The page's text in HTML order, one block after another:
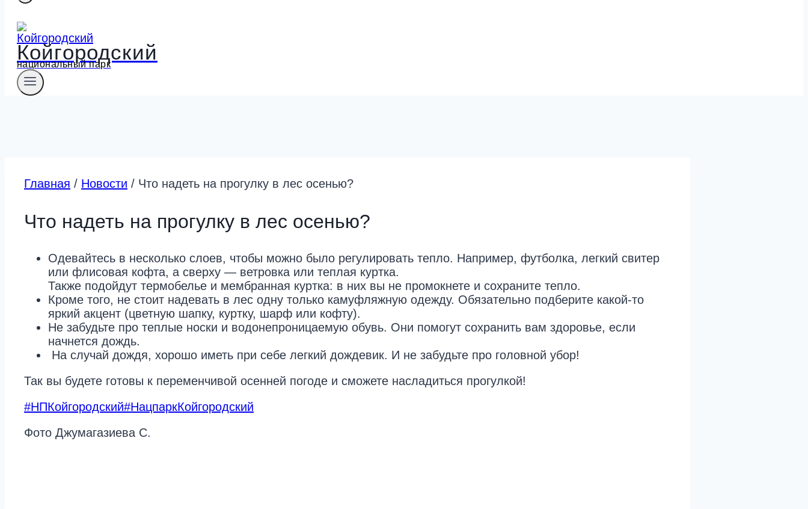
Койгородский
национальный парк
Главная / Новости / Что надеть на прогулку в лес осенью?
Что надеть на прогулку в лес осенью?
Одевайтесь в несколько слоев, чтобы можно было регулировать тепло. Например, футболка, легкий свитер
или флисовая кофта, а сверху — ветровка или теплая куртка.
Также подойдут термобелье и мембранная куртка: в них вы не промокнете и сохраните тепло.
Кроме того, не стоит надевать в лес одну только камуфляжную одежду. Обязательно подберите какой-то
яркий акцент (цветную шапку, куртку, шарф или кофту).
Не забудьте про теплые носки и водонепроницаемую обувь. Они помогут сохранить вам здоровье, если
начнется дождь.
На случай дождя, хорошо иметь при себе легкий дождевик. И не забудьте про головной убор!
Так вы будете готовы к переменчивой осенней погоде и сможете насладиться прогулкой!
#НПКойгородский#НацпаркКойгородский
Фото Джумагазиева С.